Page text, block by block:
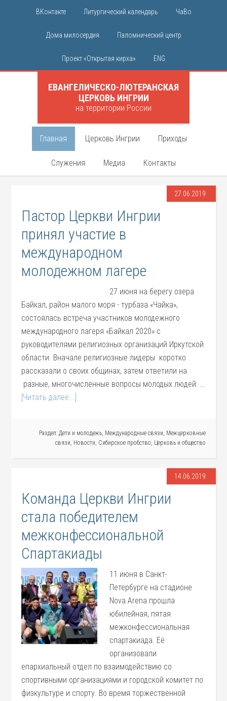
ВКонтакте Литургический календарь ЧаВо
Дома милосердия Паломнический центр
Проект «Открытая кирха» ENG
ЕВАНГЕЛИЧЕСКО-ЛЮТЕРАНСКАЯ
ЦЕРКОВЬ ИНГРИИ
на территории России
Главная Церковь Ингрии Приходы
Служения Медиа Контакты
27.06.2019
Пастор Церкви Ингрии
принял участие в
международном
молодежном лагере
27 июня на берегу озера
Байкал, район малого моря - турбаза «Чайка»,
состоялась встреча участников молодежного
международного лагеря «Байкал 2020» с
руководителями религиозных организаций Иркутской
области. Вначале религиозные лидеры коротко
рассказали о своих общинах, затем ответили на
разные, многочисленные вопросы молодых людей. …
[Читать далее...]
Раздел: Дети и молодежь, Международные связи, Межцерковные
связи, Новости, Сибирское пробство, Церковь и общество
14.06.2019
Команда Церкви Ингрии
стала победителем
межконфессиональной
Спартакиады
11 июня в Санкт-
Петербурге на стадионе
Nova Arena прошла
юбилейная, пятая
межконфессиональная
спартакиада. Её
организовали
епархиальный отдел по взаимодействию со
спортивными организациями и городской комитет по
физкультуре и спорту. Во время торжественной